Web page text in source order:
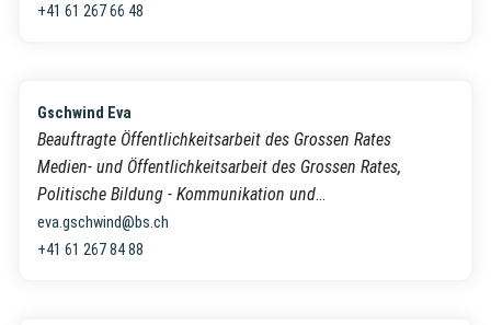
+41 61 267 66 48
Gschwind Eva
Beauftragte Öffentlichkeitsarbeit des Grossen Rates
Medien- und Öffentlichkeitsarbeit des Grossen Rates,
Politische Bildung - Kommunikation und
Öffentlichkeitsarbeit
eva.gschwind@bs.ch
+41 61 267 84 88